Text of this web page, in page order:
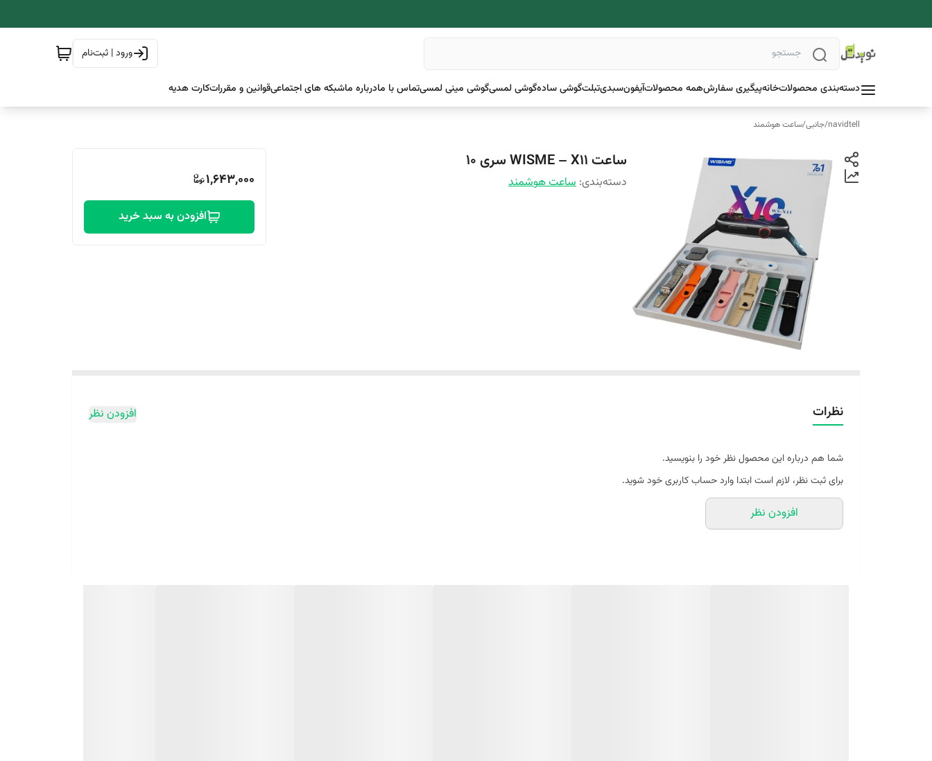
ورود | ثبت‌نام
دسته‌بندی محصولاتخانهپیگیری سفارشهمه محصولاتآیفونسبدیتبلتگوشی سادهگوشی لمسیگوشی مینی لمسیتماس با مادرباره ماشبکه های اجتماعیقوانین و مقرراتکارت هدیه
navidtell
/جانبی/ساعت هوشمند
ساعت WISME – X11 سری 10
دسته‌بندی: ساعت هوشمند 1,643,000
افزودن به سبد خرید
نظرات افزودن نظر
شما هم درباره این محصول نظر خود را بنویسید.
برای ثبت نظر، لازم است ابتدا وارد حساب کاربری خود شوید.
افزودن نظر